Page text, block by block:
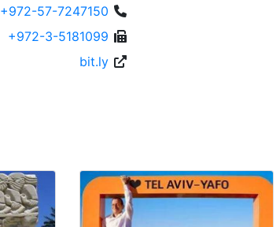
+972-57-7247150
+972-3-5181099
bit.ly